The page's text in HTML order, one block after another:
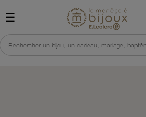
☰
Rechercher un bijou, un cadeau, mariage,